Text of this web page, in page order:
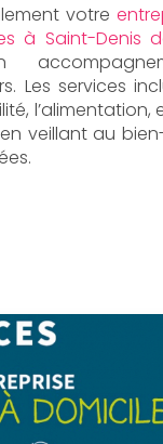
votre
à Saint-Denis
Les services
l’alimentation,
veillant au